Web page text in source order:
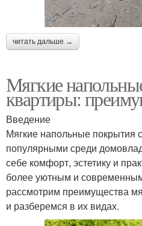
читать дальше →
Мягкие
квартиры:
Введение
Мягкие напольные покрытия
популярными среди
себе комфорт, эстетику и
более уютным и
рассмотрим преимущества
и разберемся в их видах.